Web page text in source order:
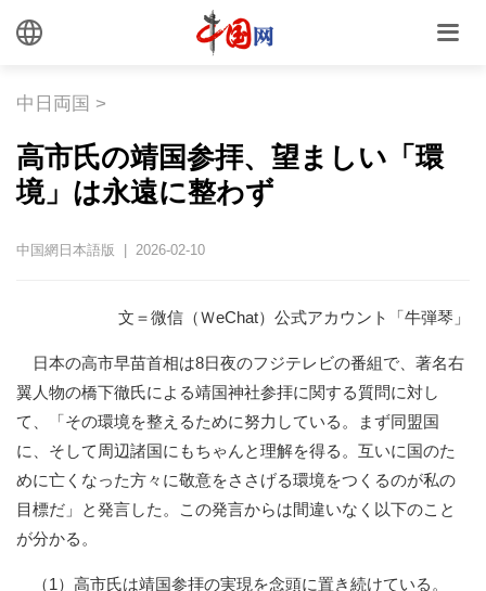
中日両国 >
高市氏の靖国参拝、望ましい「環
境」は永遠に整わず
中国網日本語版 | 2026-02-10
文＝微信（ＷeChat）公式アカウント「牛弾琴」
日本の高市早苗首相は8日夜のフジテレビの番組で、著名右
翼人物の橋下徹氏による靖国神社参拝に関する質問に対し
て、「その環境を整えるために努力している。まず同盟国
に、そして周辺諸国にもちゃんと理解を得る。互いに国のた
めに亡くなった方々に敬意をささげる環境をつくるのが私の
目標だ」と発言した。
この発言からは間違いなく以下のこと
が分かる。
（1）高市氏は靖国参拝の実現を念頭に置き続けている。